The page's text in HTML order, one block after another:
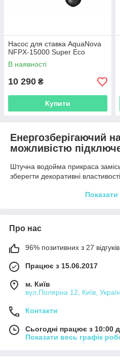
Насос для ставка AquaNova
NFPX-15000 Super Eco
В наявності
10 290 ₴
Купити
Енергозберігаючий
можливістю
Штучна водойма прикраса
зберегти декоративні
людському оку смітті, але і
потрібно спеціальне
що процес має бути постійним,
будуть чималими, тому доцільно
насос для ставка з мінімальним
Енергоефективне
фільтруюче
обладнання для
штучних водойм
Найбільш ефективним
первинним фільтром для
водойми будь-якої площі і
Показати
Про нас
96% позитивних з 27 відгуків
Працює з 15.06.2017
м. Київ
вул.Полярна 12, Київ,
Контакти
Сьогодні працює з 10:00
Показати весь графік